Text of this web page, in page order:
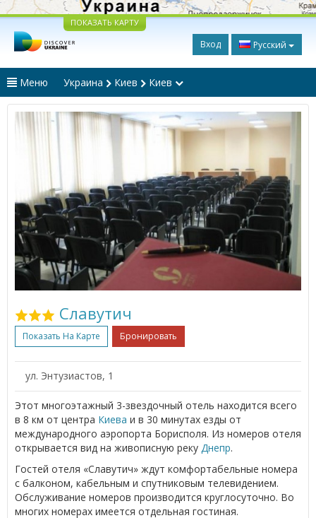
ПОКАЗАТЬ КАРТУ
Вход Русский
Меню Украина Киев Киев
Славутич
Показать На Карте Бронировать
ул. Энтузиастов, 1
Этот многоэтажный 3-звездочный отель находится всего
в 8 км от центра Киева и в 30 минутах езды от
международного аэропорта Борисполя. Из номеров отеля
открывается вид на живописную реку Днепр.
Гостей отеля «Славутич» ждут комфортабельные номера
с балконом, кабельным и спутниковым телевидением.
Обслуживание номеров производится круглосуточно. Во
многих номерах имеется отдельная гостиная.